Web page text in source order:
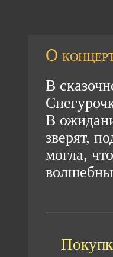
О
В
В
зверят,
могла,